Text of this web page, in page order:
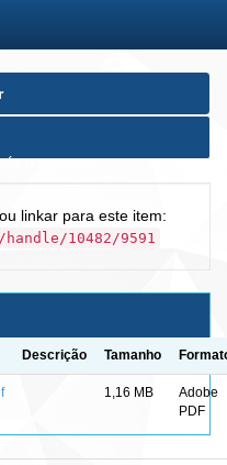
linkar para este item:
10482/9591
Descrição Tamanho
1,16 MB
Adobe
PDF